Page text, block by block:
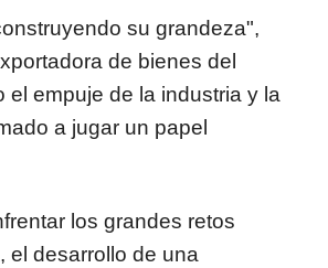
su grandeza",
de bienes del
empuje de la industria y la
a jugar un papel
los grandes retos
el desarrollo de una